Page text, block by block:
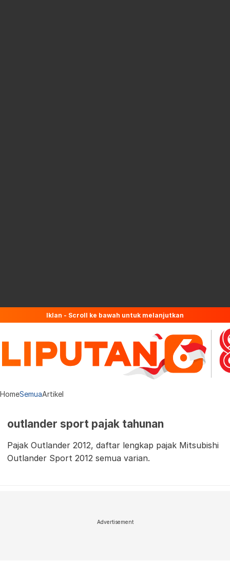
Iklan - Scroll ke bawah untuk melanjutkan
HomeSemuaArtikel
outlander sport pajak tahunan
Pajak Outlander 2012, daftar lengkap pajak Mitsubishi
Outlander Sport 2012 semua varian.
Advertisement